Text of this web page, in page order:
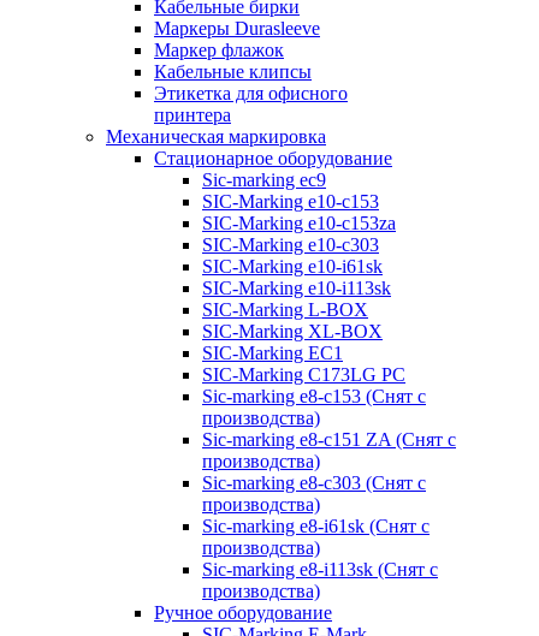
Кабельные бирки
Маркеры Durasleeve
Маркер флажок
Кабельные клипсы
Этикетка для офисного
принтера
Механическая маркировка
Стационарное оборудование
Sic-marking ec9
SIC-Marking e10-c153
SIC-Marking e10-c153za
SIC-Marking e10-c303
SIC-Marking e10-i61sk
SIC-Marking e10-i113sk
SIC-Marking L-BOX
SIC-Marking XL-BOX
SIC-Marking EC1
SIC-Marking C173LG PC
Sic-marking e8-c153 (Снят с
производства)
Sic-marking e8-c151 ZA (Снят с
производства)
Sic-marking e8-c303 (Снят с
производства)
Sic-marking e8-i61sk (Снят с
производства)
Sic-marking e8-i113sk (Снят с
производства)
Ручное оборудование